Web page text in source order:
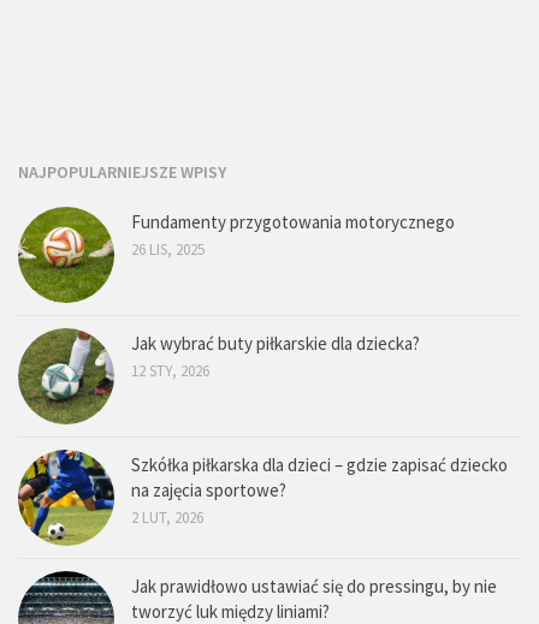
NAJPOPULARNIEJSZE WPISY
Fundamenty przygotowania motorycznego
26 LIS, 2025
Jak wybrać buty piłkarskie dla dziecka?
12 STY, 2026
Szkółka piłkarska dla dzieci – gdzie zapisać dziecko
na zajęcia sportowe?
2 LUT, 2026
Jak prawidłowo ustawiać się do pressingu, by nie
tworzyć luk między liniami?